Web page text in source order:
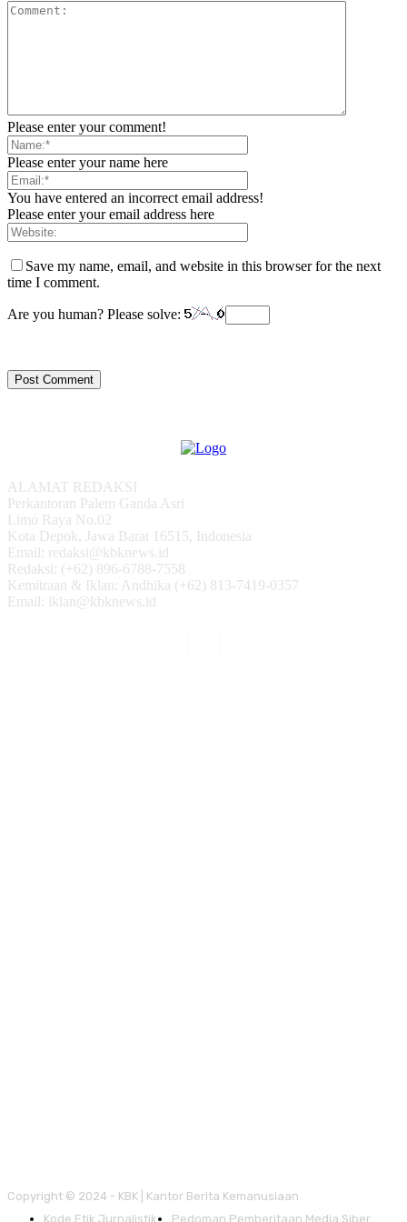
Please enter your comment!
Please enter your name here
You have entered an incorrect email address!
Please enter your email address here
Save my name, email, and website in this browser for the next
time I comment.
Are you human? Please solve:
ALAMAT REDAKSI
Perkantoran Palem Ganda Asri
Limo Raya No.02
Kota Depok, Jawa Barat 16515, Indonesia
Email: redaksi@kbknews.id
Redaksi: (+62) 896-6788-7558
Kemitraan & Iklan: Andhika (+62) 813-7419-0357
Email: iklan@kbknews.id
Copyright © 2024 - KBK | Kantor Berita Kemanusiaan
Kode Etik Jurnalistik
Pedoman Pemberitaan Media Siber